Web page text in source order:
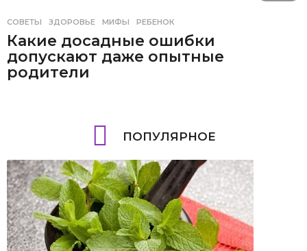
СОВЕТЫ ЗДОРОВЬЕ ,МИФЫ ,РЕБЕНОК
Какие досадные ошибки
допускают даже опытные
родители
ПОПУЛЯРНОЕ